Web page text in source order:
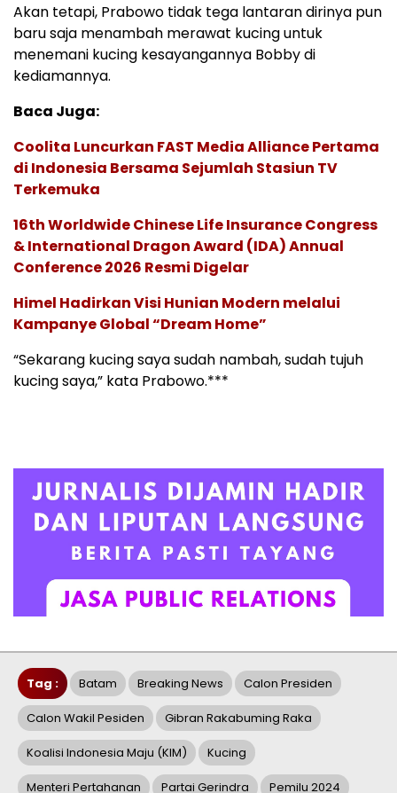
Akan tetapi, Prabowo tidak tega lantaran dirinya pun
baru saja menambah merawat kucing untuk
menemani kucing kesayangannya Bobby di
kediamannya.
Baca Juga:
Coolita Luncurkan FAST Media Alliance Pertama
di Indonesia Bersama Sejumlah Stasiun TV
Terkemuka
16th Worldwide Chinese Life Insurance Congress
& International Dragon Award (IDA) Annual
Conference 2026 Resmi Digelar
Himel Hadirkan Visi Hunian Modern melalui
Kampanye Global “Dream Home”
“Sekarang kucing saya sudah nambah, sudah tujuh
kucing saya,” kata Prabowo.***
Tag : Batam Breaking News Calon Presiden
Calon Wakil Pesiden Gibran Rakabuming Raka
Koalisi Indonesia Maju (KIM) Kucing
Menteri Pertahanan Partai Gerindra Pemilu 2024